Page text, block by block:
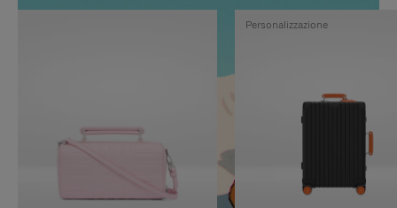
VIDEO
PAUSA,
PREMERE
VIDEO
SILENZIATO,
ATTIVARE
Personalizzazione